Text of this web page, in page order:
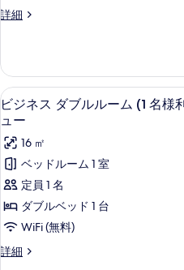
表
る
ー
ダ
ブ
ル
ベ
ッ
ド
1
台
シ
ー
詳細
ビ
ダ
ブ
ル
ル
ー
ム
ダ
ブ
ル
ベ
ド
1
台
ビ
ジ
ネ
ス
ダ
ブ
ル
ル
8
ビジネス ダブルルーム (1 名様
ュー
16 ㎡
ベッドルーム 1 室
定員 1 名
ダブルベッド 1 台
WiFi (無料)
詳細
ビ